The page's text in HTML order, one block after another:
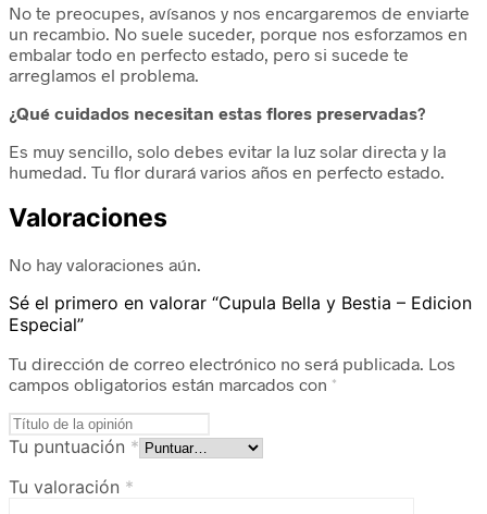
No te preocupes, avísanos y nos encargaremos de enviarte
un recambio. No suele suceder, porque nos esforzamos en
embalar todo en perfecto estado, pero si sucede te
arreglamos el problema.
¿Qué cuidados necesitan estas flores preservadas?
Es muy sencillo, solo debes evitar la luz solar directa y la
humedad. Tu flor durará varios años en perfecto estado.
Valoraciones
No hay valoraciones aún.
Sé el primero en valorar “Cupula Bella y Bestia – Edicion
Especial”
Tu dirección de correo electrónico no será publicada. Los
campos obligatorios están marcados con *
Tu puntuación *
Tu valoración *